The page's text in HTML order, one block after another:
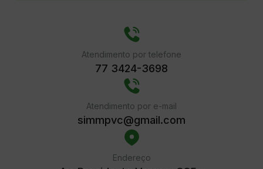
Atendimento por telefone
77 3424-3698
Atendimento por e-mail
simmpvc@gmail.com
Endereço